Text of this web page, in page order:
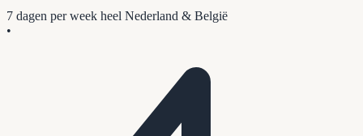
7 dagen per week heel Nederland & België
•